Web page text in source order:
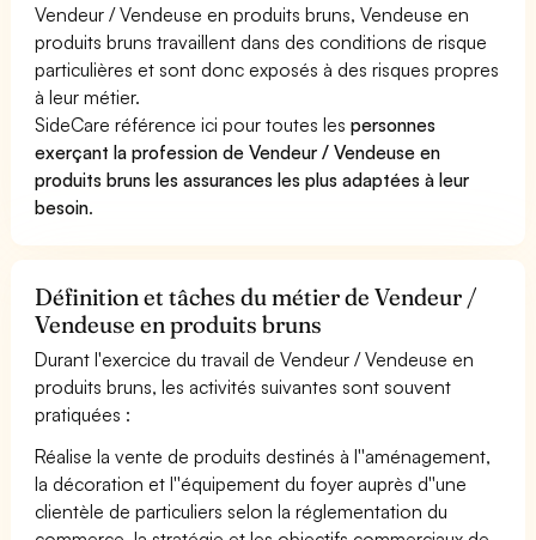
Vendeur / Vendeuse en produits bruns, Vendeuse en
produits bruns travaillent dans des conditions de risque
particulières et sont donc exposés à des risques propres
à leur métier.
SideCare référence ici pour toutes lespersonnes
exerçant la profession de Vendeur / Vendeuse en
produits bruns les assurances les plus adaptées à leur
besoin.
Définition et tâches du métier de Vendeur /
Vendeuse en produits bruns
Durant l'exercice du travail de Vendeur / Vendeuse en
produits bruns, les activités suivantes sont souvent
pratiquées :
Réalise la vente de produits destinés à l''aménagement,
la décoration et l''équipement du foyer auprès d''une
clientèle de particuliers selon la réglementation du